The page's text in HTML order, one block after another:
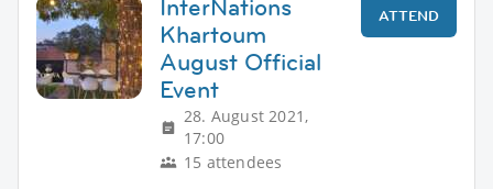
InterNations
Khartoum
August Official
Event
28. August 2021,
17:00
15 attendees
ATTEND